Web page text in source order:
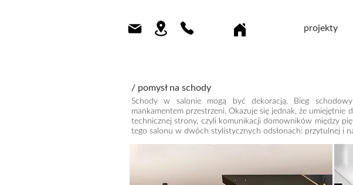
projekty
/ pomysł na schody
Schody w salonie mogą być dekoracją. Bieg
mankamentem przestrzeni. Okazuje się jednak, że
technicznej strony, czyli komunikacji domowników między
tego salonu w dwóch stylistycznych odsłonach: przytulnej i